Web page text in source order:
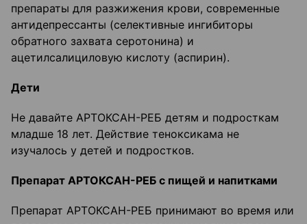
препараты для разжижения крови, современные
антидепрессанты (селективные ингибиторы
обратного захвата серотонина) и
ацетилсалициловую кислоту (аспирин).
Дети
Не давайте АРТОКСАН-РЕБ детям и подросткам
младше 18 лет. Действие теноксикама не
изучалось у детей и подростков.
Препарат АРТОКСАН-РЕБ с пищей и напитками
Препарат АРТОКСАН-РЕБ принимают во время или